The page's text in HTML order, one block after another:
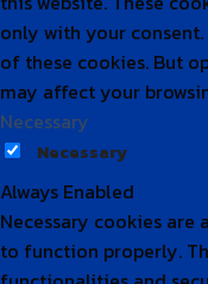
COOKIE
cookielawinfo-
checkbox-analytics
cookielawinfo-
checkbox-functional